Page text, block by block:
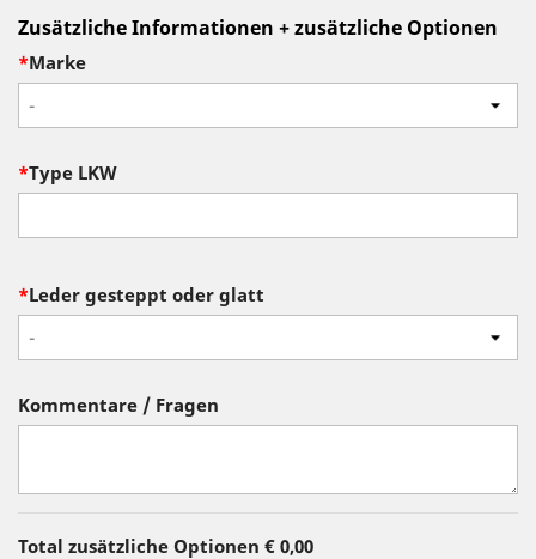
Zusätzliche Informationen + zusätzliche Optionen
*Marke
-
*Type LKW
*Leder gesteppt oder glatt
-
Kommentare / Fragen
Total zusätzliche Optionen € 0,00